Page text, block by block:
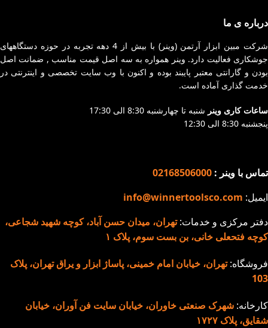
درباره ی ما
شرکت مبین ابزار آرتمن (وینر) با بیش از 4 دهه تجربه در حوزه دستگاههای
جوشکاری فعالیت دارد. وینر همواره به سه اصل قیمت مناسب , ضمانت اصل
بودن و گارانتی معتبر پایبند بوده و اکنون با وب سایت تخصصی و اینترنتی در
خدمت گذاری آماده است.
ساعات کاری وینر شنبه تا چهارشنبه 8:30 الی 17:30
پنجشنبه 8:30 الی 12:30
تماس با وینر : 02168506000
ایمیل: info@winnertoolsco.com
دفتر مرکزی و خدمات:تهران، میدان حسن آباد، کوچه شهید شجاعی،
کوچه فتحعلی خانی، بن بست سوم، پلاک ۱
فروشگاه:تهران، خیابان امام خمینی، پاساژ ابزار و یراق تهران، پلاک
103
کارخانه: شهرک صنعتی خاوران، خیابان سایت فن آوران، خیابان
شقایق، پلاک ۱۷۲۷